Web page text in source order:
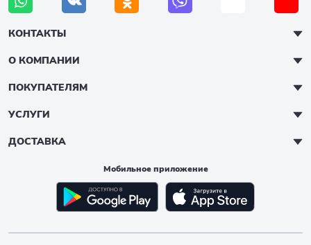
КОНТАКТЫ
О КОМПАНИИ
ПОКУПАТЕЛЯМ
УСЛУГИ
ДОСТАВКА
Мобильное приложение